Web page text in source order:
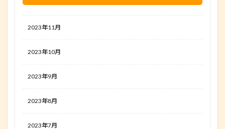
2023年11月
2023年10月
2023年9月
2023年8月
2023年7月